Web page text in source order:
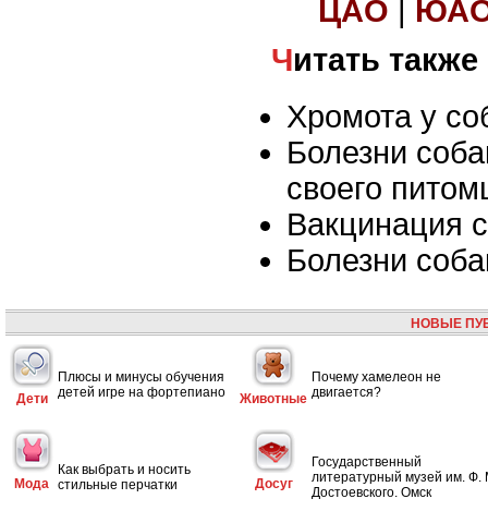
ЦАО
Читать также
Хромота у
Болезни
своего
Вакцинация
Болезни
НОВЫЕ
Дети
Плюсы и минусы обучения
детей игре на фортепиано
Животные
Почему хамелеон не
двигается?
Мода
Как выбрать и носить
стильные перчатки
Досуг
Государственный
литературный музей им. Ф.
Достоевского. Омск